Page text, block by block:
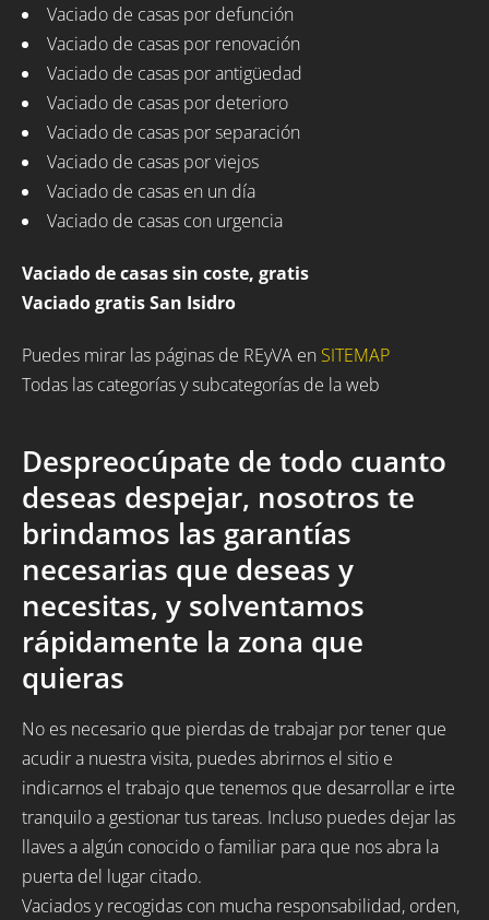
Vaciado de casas por defunción
Vaciado de casas por renovación
Vaciado de casas por antigüedad
Vaciado de casas por deterioro
Vaciado de casas por separación
Vaciado de casas por viejos
Vaciado de casas en un día
Vaciado de casas con urgencia
Vaciado de casas sin coste, gratis
Vaciado gratis San Isidro
Puedes mirar las páginas de REyVA en SITEMAP
Todas las categorías y subcategorías de la web
Despreocúpate de todo cuanto
deseas despejar, nosotros te
brindamos las garantías
necesarias que deseas y
necesitas, y solventamos
rápidamente la zona que
quieras
No es necesario que pierdas de trabajar por tener que
acudir a nuestra visita, puedes abrirnos el sitio e
indicarnos el trabajo que tenemos que desarrollar e irte
tranquilo a gestionar tus tareas. Incluso puedes dejar las
llaves a algún conocido o familiar para que nos abra la
puerta del lugar citado.
Vaciados y recogidas con mucha responsabilidad, orden,